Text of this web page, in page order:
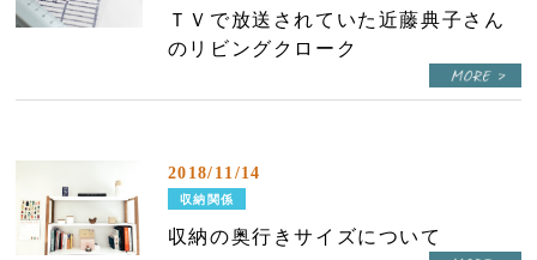
ＴＶで放送されていた近藤典子さん
のリビングクローク
2018/11/14
収納関係
収納の奥行きサイズについて